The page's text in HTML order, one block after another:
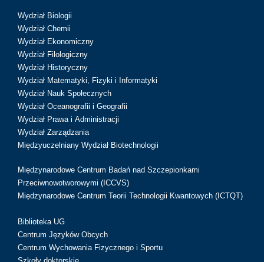
Wydział Biologii
Wydział Chemii
Wydział Ekonomiczny
Wydział Filologiczny
Wydział Historyczny
Wydział Matematyki, Fizyki i Informatyki
Wydział Nauk Społecznych
Wydział Oceanografii i Geografii
Wydział Prawa i Administracji
Wydział Zarządzania
Międzyuczelniany Wydział Biotechnologii
Międzynarodowe Centrum Badań nad Szczepionkami
Przeciwnowotworowymi (ICCVS)
Międzynarodowe Centrum Teorii Technologii Kwantowych (ICTQT)
Biblioteka UG
Centrum Języków Obcych
Centrum Wychowania Fizycznego i Sportu
Szkoły doktorskie